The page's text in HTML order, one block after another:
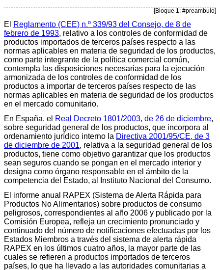
[Bloque 1: #preambulo]
El
Reglamento (CEE) n.º 339/93 del Consejo, de 8 de
febrero de 1993, relativo a los controles de conformidad de
productos importados de terceros países respecto a las
normas aplicables en materia de seguridad de los productos,
como parte integrante de la política comercial común,
contempla las disposiciones necesarias para la ejecución
armonizada de los controles de conformidad de los
productos a importar de terceros países respecto de las
normas aplicables en materia de seguridad de los productos
en el mercado comunitario.
En España, el Real Decreto 1801/2003, de 26 de diciembre,
sobre seguridad general de los productos, que incorpora al
ordenamiento jurídico interno la Directiva 2001/95/CE, de 3
de diciembre de 2001, relativa a la seguridad general de los
productos, tiene como objetivo garantizar que los productos
sean seguros cuando se pongan en el mercado interior y
designa como órgano responsable en el ámbito de la
competencia del Estado, al Instituto Nacional del Consumo.
El informe anual RAPEX (Sistema de Alerta Rápida para
Productos No Alimentarios) sobre productos de consumo
peligrosos, correspondientes al año 2006 y publicado por la
Comisión Europea, refleja un crecimiento pronunciado y
continuado del número de notificaciones efectuadas por los
Estados Miembros a través del sistema de alerta rápida
RAPEX en los últimos cuatro años, la mayor parte de las
cuales se refieren a productos importados de terceros
países, lo que ha llevado a las autoridades comunitarias a